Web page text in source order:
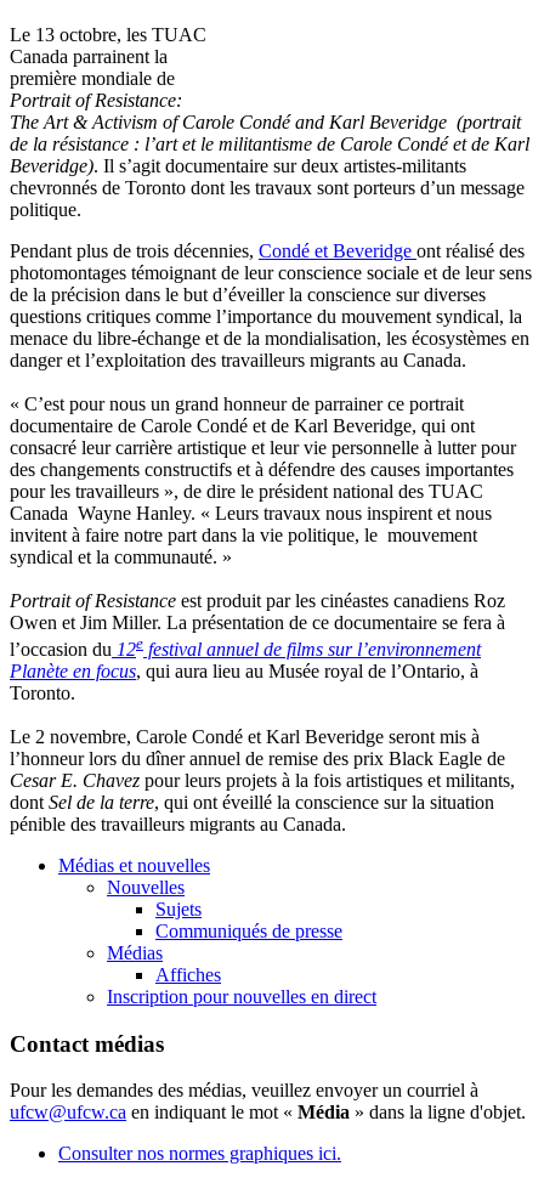
Le 13 octobre, les TUAC
Canada parrainent la
première mondiale de
Portrait of Resistance:
The Art & Activism of Carole Condéand Karl Beveridge (portrait
de la résistance : l’artet le militantisme de Carole Condéet de Karl
Beveridge). Il s’agit documentaire sur deux artistes-militants
chevronnés de Toronto dont les travaux sont porteurs d’un message
politique.
Pendant plus de trois décennies, Condé et Beveridge ont réalisé des
photomontages témoignant de leurconscience sociale et de leur sens
de la précision dans le but d’éveillerla conscience sur diverses
questions critiques comme l’importance du mouvement syndical, la
menace du libre-échange et de la mondialisation, les écosystèmes en
danger et l’exploitation des travailleurs migrants au Canada.
« C’est pournous un grand honneurde parrainer ce portrait
documentaire de Carole Condé et de Karl Beveridge, qui ont
consacré leur carrière artistique et leurvie personnelle à lutterpour
des changements constructifs et à défendre des causes importantes
pour les travailleurs », de dire le président national des TUAC
Canada Wayne Hanley. « Leurs travaux nous inspirent et nous
invitent à faire notre part dans la vie politique, le mouvement
syndical et la communauté. »
Portrait of Resistance est produit par les cinéastes canadiens Roz
Owen et Jim Miller. La présentation de ce documentaire se fera à
l’occasion du 12e festival annuel de films sur l’environnement
Planète en focus, qui aura lieu au Musée royal de l’Ontario, à
Toronto.
Le 2 novembre, Carole Condé et Karl Beveridge seront mis à
l’honneur lors du dîner annuel de remise des prix Black Eagle de
Cesar E. Chavez pourleurs projets à la fois artistiques et militants,
dont Sel de la terre, qui ont éveillé la conscience surla situation
pénible des travailleurs migrants au Canada.
Médias et nouvelles
Nouvelles
Sujets
Communiqués de presse
Médias
Affiches
Inscription pour nouvelles en direct
Contact médias
Pour les demandes des médias, veuillez envoyer un courriel à
ufcw@ufcw.ca en indiquant le mot « Média » dans la ligne d'objet.
Consulter nos normes graphiques ici.